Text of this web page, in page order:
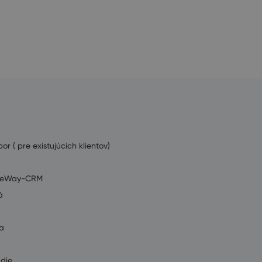
( pre existujúcich klientov)
CRM